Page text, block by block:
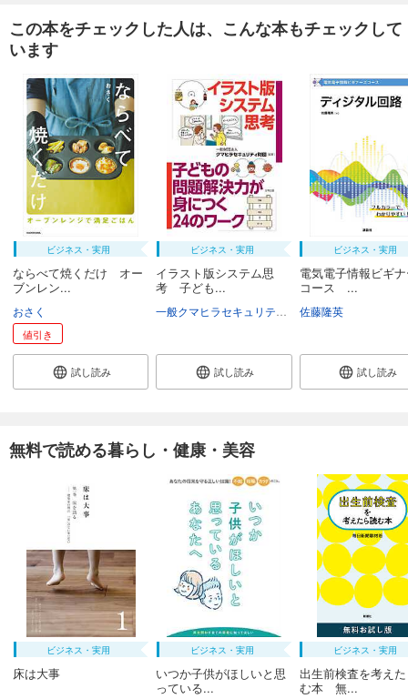
この本をチェックした人は、こんな本もチェックして
います
ビジネス・実用
ならべて焼くだけ オー
ブンレン...
おさく
値引き
試し読み
ビジネス・実用
イラスト版システム思
考 子ども...
試し読み
ビジネス・実用
電気電子情報ビギ
コース ...
佐藤隆英
試し読み
無料で読める暮らし・健康・美容
ビジネス・実用
床は大事
ビジネス・実用
いつか子供がほしいと思
っている...
ビジネス・実用
出生前検査を考え
む本 無...